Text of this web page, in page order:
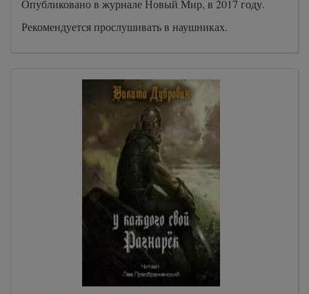
Опубликовано в журнале Новый Мир, в 2017 году.
Рекомендуется прослушивать в наушниках.